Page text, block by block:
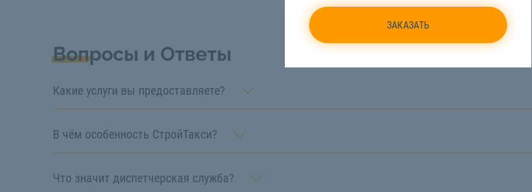
Вопросы и Ответы
Какие услуги вы предоставляете?
В чём особенность СтройТакси?
Что значит диспетчерская служба?